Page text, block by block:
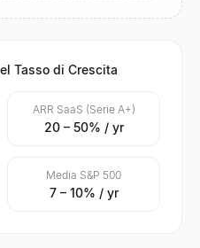
Tasso di Crescita
ARR SaaS (Serie A+)
20 – 50% / yr
Media S&P 500
7 – 10% / yr